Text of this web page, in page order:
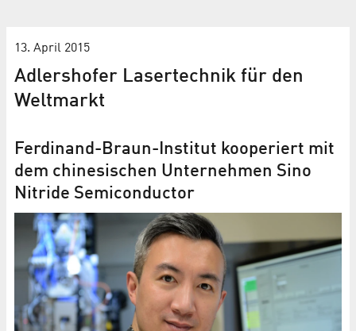
13. April 2015
Adlershofer Lasertechnik für den
Weltmarkt
Ferdinand-Braun-Institut kooperiert mit
dem chinesischen Unternehmen Sino
Nitride Semiconductor